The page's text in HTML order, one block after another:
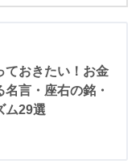
ておきたい！お金
名言・座右の銘・
ム29選